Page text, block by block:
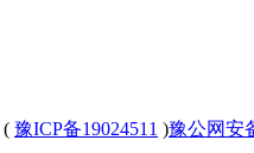
( 豫ICP备19024511 )豫公网安